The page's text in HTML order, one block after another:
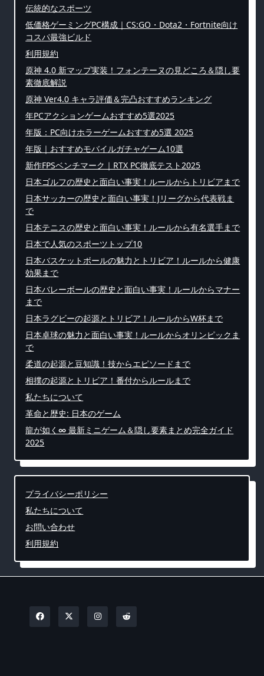
伝統的なスポーツ
低価格ゲーミングPC構成｜CS:GO・Dota2・Fortnite向け
コスパ最強ビルド
利用規約
原神 4.0 新マップ実装！フォンテーヌの見どころ＆隠し要
素徹底解説
原神 Ver4.0 キャラ評価＆完凸おすすめランキング
年PCアクションゲームおすすめ5選2025
年版：PC向けホラーゲームおすすめ5選 2025
年版｜おすすめモバイルガチャゲーム10選
新作FPSベンチマーク｜RTX PC徹底テスト2025
日本ゴルフの歴史と面白い事実！ルールからトリビアまで
日本サッカーの歴史と面白い事実！Jリーグから代表戦ま
で
日本テニスの歴史と面白い事実！ルールから有名選手まで
日本で人気のスポーツトップ10
日本バスケットボールの魅力とトリビア！ルールから健康
効果まで
日本バレーボールの歴史と面白い事実！ルールからマナー
まで
日本ラグビーの起源とトリビア！ルールからW杯まで
日本卓球の魅力と面白い事実！ルールからオリンピックま
で
柔道の起源と豆知識！技からエピソードまで
相撲の起源とトリビア！番付からルールまで
私たちについて
革命と歴史: 日本のゲーム
龍が如く∞ 最新ミニゲーム＆隠し要素まとめ完全ガイド
2025
プライバシーポリシー
私たちについて
お問い合わせ
利用規約